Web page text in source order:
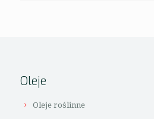
Oleje
Oleje roślinne